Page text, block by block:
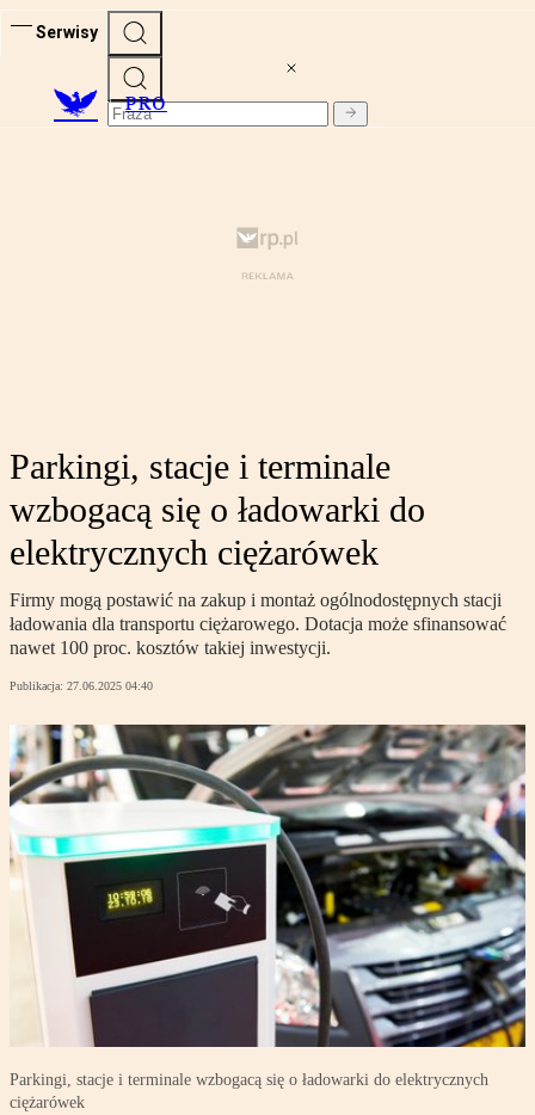
Serwisy
PRO
Parkingi, stacje i terminale
wzbogacą się o ładowarki do
elektrycznych ciężarówek
Firmy mogą postawić na zakup i montaż ogólnodostępnych stacji
ładowania dla transportu ciężarowego. Dotacja może sfinansować
nawet 100 proc. kosztów takiej inwestycji.
Publikacja: 27.06.2025 04:40
Parkingi, stacje i terminale wzbogacą się o ładowarki do elektrycznych
ciężarówek